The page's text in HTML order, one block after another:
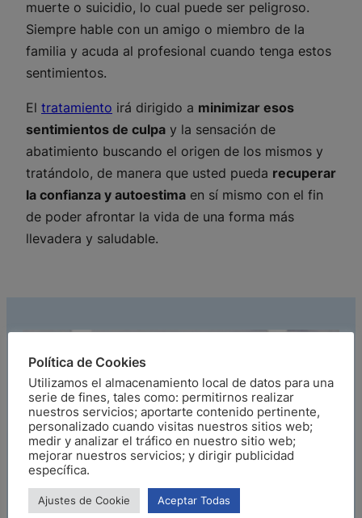
muerte o suicidio, lo cual puede ser peligroso.
Siempre hable con un amigo o miembro de la
familia y acuda al profesional cuando tenga estos
sentimientos.
El tratamiento irá dirigido a minimizar esos
sentimientos de culpa y la sensación de
abatimiento buscando el origen de los mismos y
tratándolo, de manera que usted pueda recuperar
la confianza y autoestima en sí mismo con el fin
de poder afrontar la vida de una forma más
llevadera y saludable.
Política de Cookies
Utilizamos el almacenamiento local de datos para una
serie de fines, tales como: permitirnos realizar
nuestros servicios; aportarte contenido pertinente,
personalizado cuando visitas nuestros sitios web;
medir y analizar el tráfico en nuestro sitio web;
mejorar nuestros servicios; y dirigir publicidad
específica.
Ajustes de Cookie Aceptar Todas